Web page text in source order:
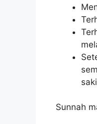
Sunnah